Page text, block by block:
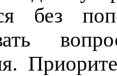
без